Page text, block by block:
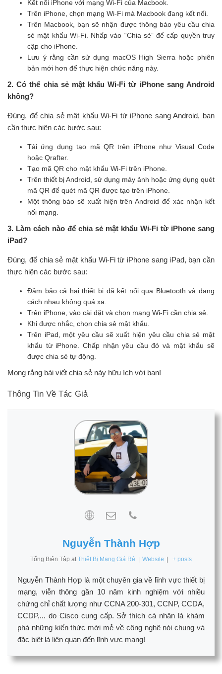
Kết nối iPhone với mạng Wi-Fi của Macbook.
Trên iPhone, chọn mạng Wi-Fi mà Macbook đang kết nối.
Trên Macbook, bạn sẽ nhận được thông báo yêu cầu chia
sẻ mật khẩu Wi-Fi. Nhấp vào “Chia sẻ” để cấp quyền truy
cập cho iPhone.
Lưu ý rằng cần sử dụng macOS High Sierra hoặc phiên
bản mới hơn để thực hiện chức năng này.
2. Có thể chia sẻ mật khẩu Wi-Fi từ iPhone sang Android
không?
Đúng, để chia sẻ mật khẩu Wi-Fi từ iPhone sang Android, bạn
cần thực hiện các bước sau:
Tải ứng dụng tạo mã QR trên iPhone như Visual Code
hoặc Qrafter.
Tạo mã QR cho mật khẩu Wi-Fi trên iPhone.
Trên thiết bị Android, sử dụng máy ảnh hoặc ứng dụng quét
mã QR để quét mã QR được tạo trên iPhone.
Một thông báo sẽ xuất hiện trên Android để xác nhận kết
nối mạng.
3. Làm cách nào để chia sẻ mật khẩu Wi-Fi từ iPhone sang
iPad?
Đúng, để chia sẻ mật khẩu Wi-Fi từ iPhone sang iPad, bạn cần
thực hiện các bước sau:
Đảm bảo cả hai thiết bị đã kết nối qua Bluetooth và đang
cách nhau không quá xa.
Trên iPhone, vào cài đặt và chọn mạng Wi-Fi cần chia sẻ.
Khi được nhắc, chọn chia sẻ mật khẩu.
Trên iPad, một yêu cầu sẽ xuất hiện yêu cầu chia sẻ mật
khẩu từ iPhone. Chấp nhận yêu cầu đó và mật khẩu sẽ
được chia sẻ tự động.
Mong rằng bài viết chia sẻ này hữu ích với bạn!
Thông Tin Về Tác Giả
Nguyễn Thành Hợp
Tổng Biên Tập at Thiết Bị Mạng Giá Rẻ Website + posts
Nguyễn Thành Hợp là một chuyên gia về lĩnh vực thiết bị
mạng, viễn thông gần 10 năm kinh nghiệm với nhiều
chứng chỉ chất lượng như CCNA 200-301, CCNP, CCDA,
CCDP,... do Cisco cung cấp. Sở thích cá nhân là khám
phá những kiến thức mới mẻ về công nghệ nói chung và
đặc biệt là liên quan đến lĩnh vực mạng!